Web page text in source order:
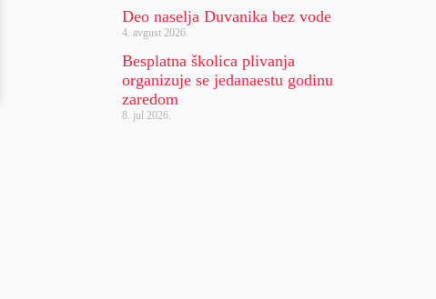
Deo naselja Duvanika bez vode
4. avgust 2026.
Besplatna školica plivanja
organizuje se jedanaestu godinu
zaredom
8. jul 2026.